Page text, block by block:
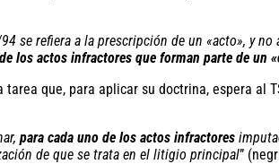
se refiera a la prescripción de un «acto», y
los actos infractores que forman parte de un
que, para aplicar su doctrina, espera
para cada uno de los actos infractores
de que se trata en el litigio principal”